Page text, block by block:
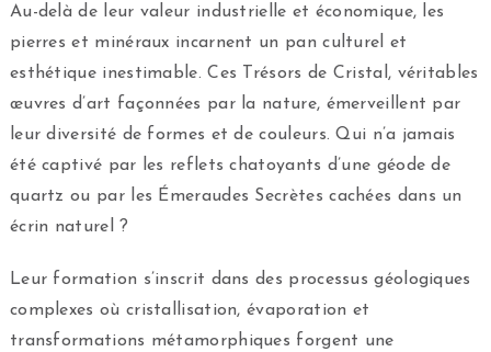
Au-delà de leur valeur industrielle et économique, les
pierres et minéraux incarnent un pan culturel et
esthétique inestimable. Ces Trésors de Cristal, véritables
œuvres d’art façonnées par la nature, émerveillent par
leur diversité de formes et de couleurs. Qui n’a jamais
été captivé par les reflets chatoyants d’une géode de
quartz ou par les Émeraudes Secrètes cachées dans un
écrin naturel ?
Leur formation s’inscrit dans des processus géologiques
complexes où cristallisation, évaporation et
transformations métamorphiques forgent une